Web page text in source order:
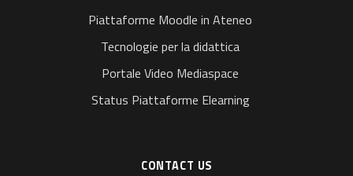
Piattaforme Moodle in Ateneo
Tecnologie per la didattica
Portale Video Mediaspace
Status Piattaforme Elearning
CONTACT US